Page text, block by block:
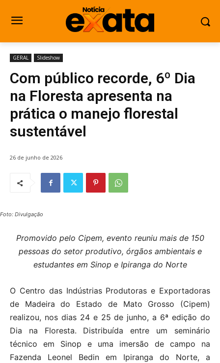
GERAL Slideshow
Com público recorde, 6º Dia
na Floresta apresenta na
prática o manejo florestal
sustentável
26 de junho de 2026
Foto: Divulgação
Promovido pelo Cipem, evento reuniu mais de 150
pessoas do setor produtivo, órgãos ambientais e
estudantes em Sinop e Ipiranga do Norte
O Centro das Indústrias Produtoras e Exportadoras
de Madeira do Estado de Mato Grosso (Cipem)
realizou, nos dias 24 e 25 de junho, a 6ª edição do
Dia na Floresta. Distribuída entre um seminário
técnico em Sinop e uma imersão de campo na
Fazenda Leonel Bedin em Ipiranga do Norte, a